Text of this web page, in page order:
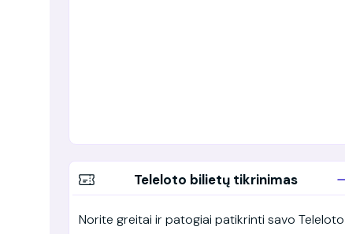
Teleloto bilietų tikrinimas
Norite greitai ir patogiai patikrinti savo Teleloto